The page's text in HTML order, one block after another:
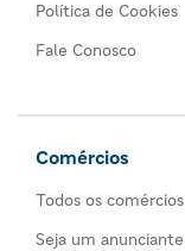
Política de Cookies
Fale Conosco
Comércios
Todos os comércios
Seja um anunciante